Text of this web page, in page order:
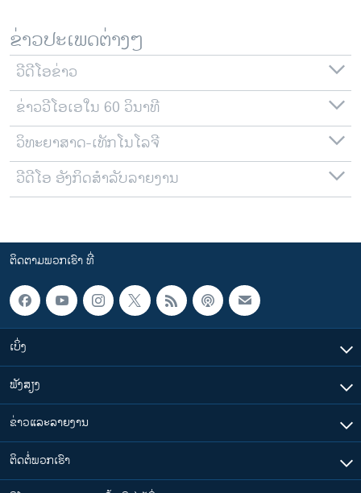
ຂ່າວປະເພດຕ່າງໆ
ວີດີໂອຂ່າວ
ຂ່າວວີໂອເອໃນ 60 ວິນາທີ
ວິທະຍາສາດ-ເທັກໂນໂລຈີ
ວີດີໂອ ອັງກິດສຳລັບລາຍງານ
ຕິດຕາມພວກເຮົາ ທີ່
ເບິ່ງ
ຟັງສຽງ
ຂ່າວແລະລາຍງານ
ຕິດຕໍ່ພວກເຮົາ